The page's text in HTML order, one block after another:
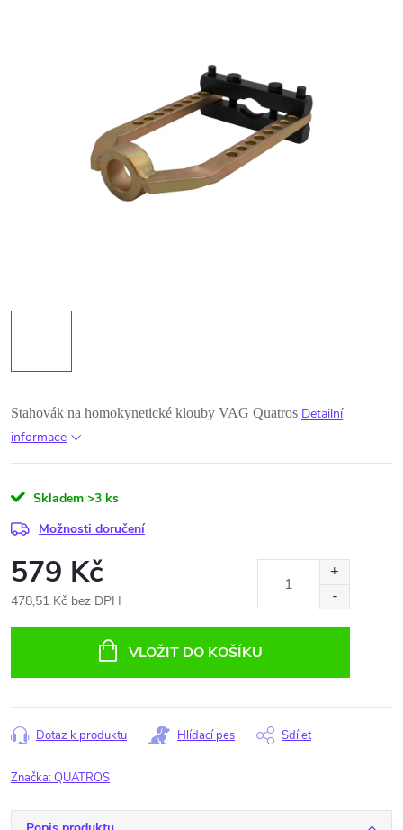
Stahovák na homokynetické klouby VAG Quatros Detailní
informace
Skladem >3 ks
Možnosti doručení
579 Kč
478,51 Kč bez DPH
VLOŽIT DO KOŠÍKU
Dotaz k produktu Hlídací pes Sdílet
Značka:QUATROS